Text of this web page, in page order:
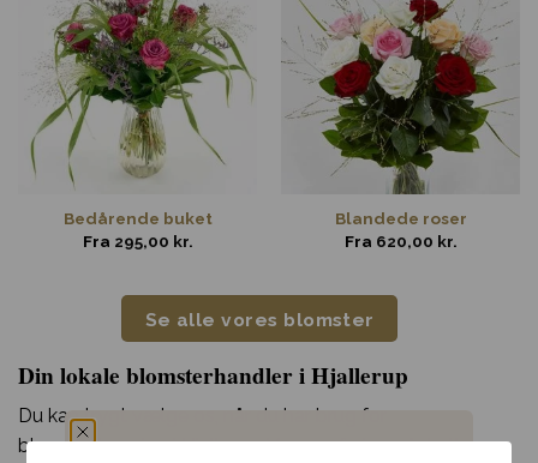
Bedårende buket
Fra 295,00 kr.
Blandede roser
Fra 620,00 kr.
Se alle vores blomster
Din lokale blomsterhandler i Hjallerup
Du kan trygt vælge os, når du har brug for
blomsterlevering i Hjallerup. Vores erfaring går helt